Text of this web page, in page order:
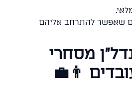
להתרחב אליהם
מסחרי
👨‍💼